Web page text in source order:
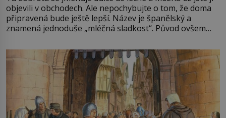
objevili v obchodech. Ale nepochybujte o tom, že doma
připravená bude ještě lepší. Název je španělský a
znamená jednoduše „mléčná sladkost“. Původ ovšem
pře hned několik latinskoamerických zemí a k tomu
Francie, kde se traduje,